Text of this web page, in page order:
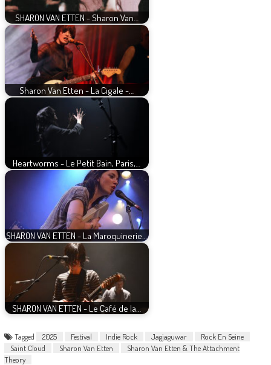
SHARON VAN ETTEN - Sharon Van…
Sharon Van Etten - La Cigale -…
Heartworms - Le Petit Bain, Paris,…
SHARON VAN ETTEN - La Maroquinerie…
SHARON VAN ETTEN - Le Café de la…
Tagged 2025 Festival Indie Rock Jagjaguwar
Rock En Seine
Saint Cloud
Sharon Van Etten
Sharon Van Etten & The Attachment
Theory